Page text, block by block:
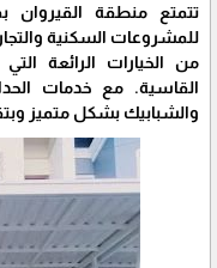
تتمتع منطقة القيروان
للمشروعات السكنية
من الخيارات الرائعة
القاسية. مع خدمات
والشبابيك بشكل متميز